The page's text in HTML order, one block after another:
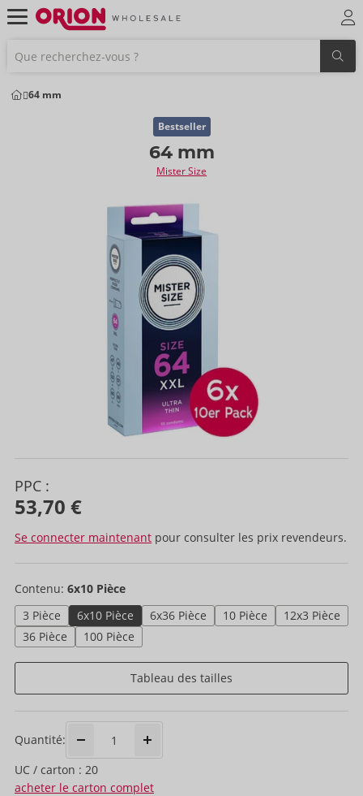
64 mm
Bestseller
64 mm
Mister Size
PPC :
53,70 €
Se connecter maintenant pour consulter les prix revendeurs.
Contenu: 6x10 Pièce
3 Pièce
6x10 Pièce 6x36 Pièce 10 Pièce
12x3 Pièce
36 Pièce
100 Pièce
Tableau des tailles
Quantité:
UC / carton : 20
acheter le carton complet